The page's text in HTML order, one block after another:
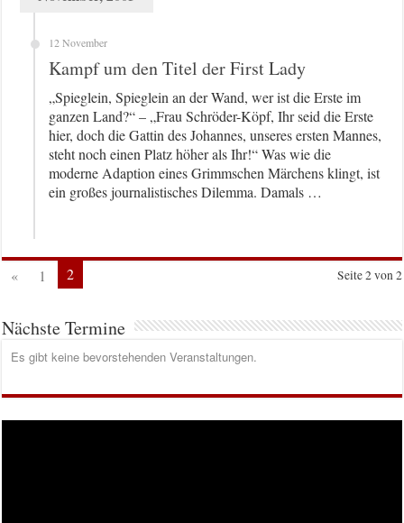
12 November
Kampf um den Titel der First Lady
„Spieglein, Spieglein an der Wand, wer ist die Erste im
ganzen Land?“ – „Frau Schröder-Köpf, Ihr seid die Erste
hier, doch die Gattin des Johannes, unseres ersten Mannes,
steht noch einen Platz höher als Ihr!“ Was wie die
moderne Adaption eines Grimmschen Märchens klingt, ist
ein großes journalistisches Dilemma. Damals …
Seite 2 von 2
« 1 2
Nächste Termine
Es gibt keine bevorstehenden Veranstaltungen.